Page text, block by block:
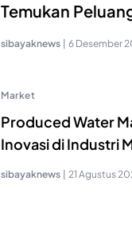
Temukan
sibayaknews 6 Desember
Market
Produced Water
Inovasi di Industri
sibayaknews 21 Agustus